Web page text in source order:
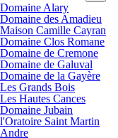
Domaine Alary
Domaine des Amadieu
Maison Camille Cayran
Domaine Clos Romane
Domaine de Cremone
Domaine de Galuval
Domaine de la Gayère
Les Grands Bois
Les Hautes Cances
Domaine Jubain
l'Oratoire Saint Martin
Andre